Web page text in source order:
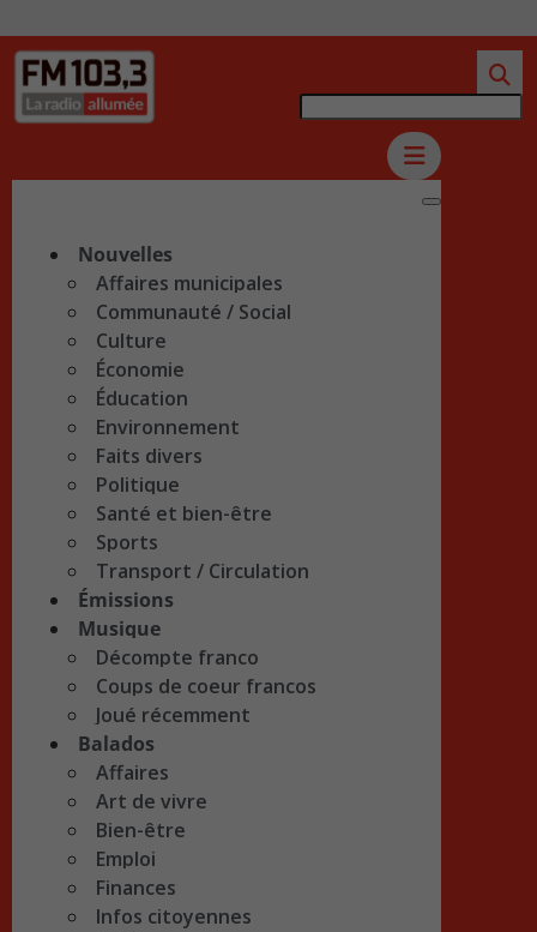
Nouvelles
Affaires municipales
Communauté / Social
Culture
Économie
Éducation
Environnement
Faits divers
Politique
Santé et bien-être
Sports
Transport / Circulation
Émissions
Musique
Décompte franco
Coups de coeur francos
Joué récemment
Balados
Affaires
Art de vivre
Bien-être
Emploi
Finances
Infos citoyennes